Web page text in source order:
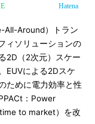
Hatena
Around）トラン
ィソリューションの
2D（2次元）スケー
EUVによる2Dスケ
ために電力効率と性
：Power
to market）を改